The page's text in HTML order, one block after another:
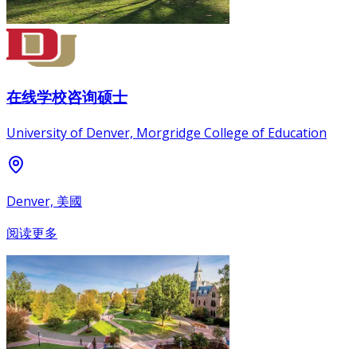
在线学校咨询硕士
University of Denver, Morgridge College of Education
Denver, 美國
阅读更多